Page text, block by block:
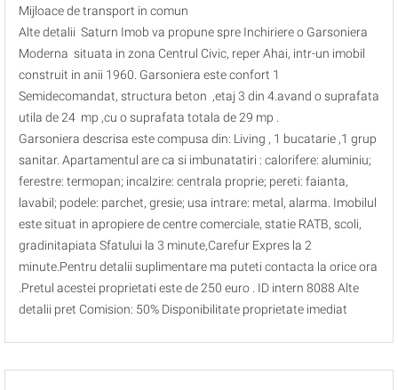
Mijloace de transport in comun
Alte detalii Saturn Imob va propune spre Inchiriere o Garsoniera
Moderna situata in zona Centrul Civic, reper Ahai, intr-un imobil
construit in anii 1960. Garsoniera este confort 1
Semidecomandat, structura beton ,etaj 3 din 4.avand o suprafata
utila de 24 mp ,cu o suprafata totala de 29 mp .
Garsoniera descrisa este compusa din: Living , 1 bucatarie ,1 grup
sanitar. Apartamentul are ca si imbunatatiri : calorifere: aluminiu;
ferestre: termopan; incalzire: centrala proprie; pereti: faianta,
lavabil; podele: parchet, gresie; usa intrare: metal, alarma. Imobilul
este situat in apropiere de centre comerciale, statie RATB, scoli,
gradinitapiata Sfatului la 3 minute,Carefur Expres la 2
minute.Pentru detalii suplimentare ma puteti contacta la orice ora
.Pretul acestei proprietati este de 250 euro . ID intern 8088 Alte
detalii pret Comision: 50% Disponibilitate proprietate imediat